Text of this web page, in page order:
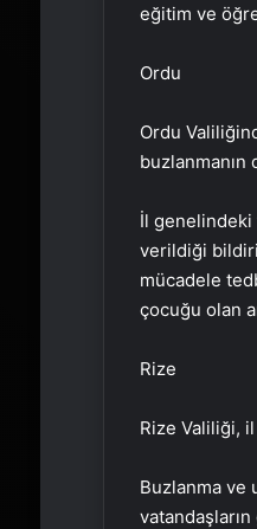
eğitim ve
Ordu
Ordu
İl genelindeki
verildiği
mücadele
çocuğu olan
Rize
Rize Valiliği,
Buzlanma ve